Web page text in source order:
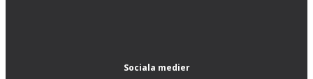
Sociala medier